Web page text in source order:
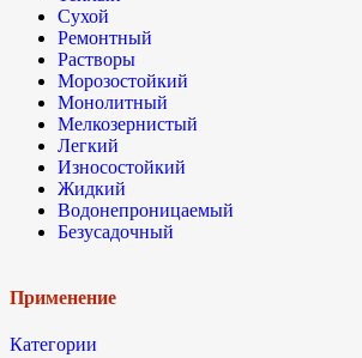
Сухой
Ремонтный
Растворы
Морозостойкий
Монолитный
Мелкозернистый
Легкий
Износостойкий
Жидкий
Водонепроницаемый
Безусадочный
Применение
Категории